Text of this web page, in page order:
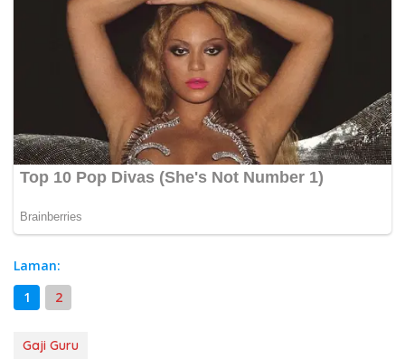
Laman:
1
2
Gaji Guru